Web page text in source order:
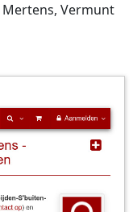
Mertens, Vermunt